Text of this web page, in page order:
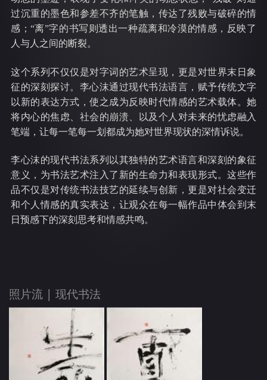
过沉重的墨色和参差不齐的笔触，传达了残败与破碎的情
感；“离”字的书写则透出一种疏离和冷漠的情感，反映了
人与人之间的断裂。
这个系列不仅仅是对字词的艺术呈现，更是对世界末日象
征的深刻探讨。李心沫通过现代书法语言，赋予传统文字
以新的表达方式，使之成为反映时代情感的艺术载体。她
将内心的焦虑、社会的崩溃、以及个人对未来的忧虑融入
笔端，让每一笔每一划都成为她对世界现状的深情诉说。
李心沫的现代书法系列以其独特的艺术语言和深刻的象征
意义，为书法艺术注入了新的生命力和表现形式。这些作
品不仅是对传统书法技艺的延续与创新，更是对社会变迁
和个人情感的真实表达，让观众在每一幅作品中体会到末
日预感下的深刻思考和情感共鸣。
照片流 | 现代书法